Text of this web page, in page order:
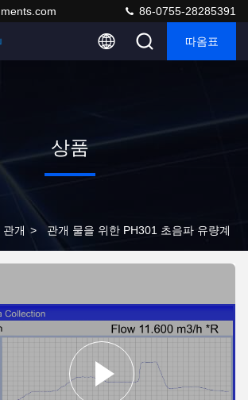
86-0755-28285391
따옴표
상품
관개 > 관개 물을 위한 PH301 초음파 유량계